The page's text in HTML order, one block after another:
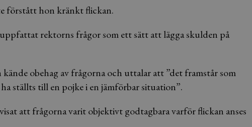
förstått hon kränkt flickan.
rektorns frågor som ett sätt att lägga skulden på
obehag av frågorna och uttalar att ”det framstår som
ställts till en pojke i en jämförbar situation”.
att frågorna varit objektivt godtagbara varför flickan anses